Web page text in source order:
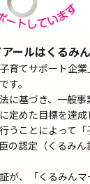
ールはくるみ
育てサポート企
す。
に基づき、一般
定めた目標を達
うことによって
の認定（くるみん
が、「くるみんマ